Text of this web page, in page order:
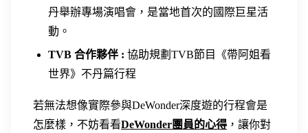
丹舉辦專場演唱會，是當地首次的國際巨星活
動。
TVB 合作夥伴 : 協助規劃TVB節目《帶阿姐看
世界》不丹篇行程
若無法想像實際參與DeWonder深度遊的行程會是
怎麼樣，不妨看看DeWonder團員的心得 ，讓你對